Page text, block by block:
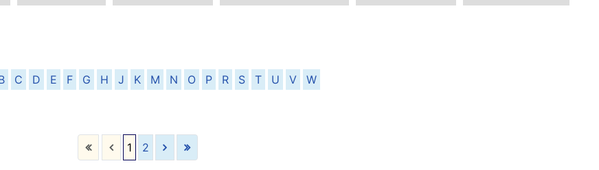
C D E F G H J K M N O P R S T U V W
1 2